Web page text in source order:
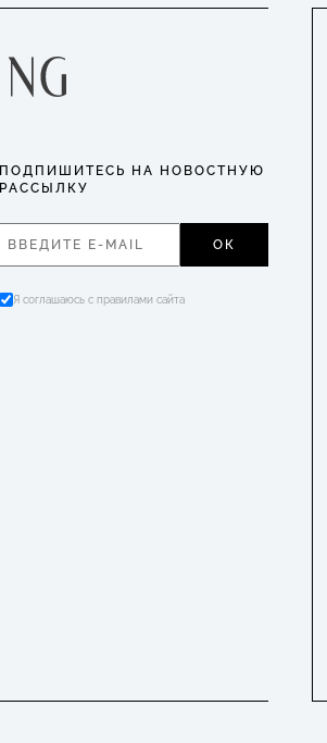
ПОДПИШИТЕСЬ НА НОВОСТНУЮ
РАССЫЛКУ
ОК
Я соглашаюсь с правилами сайта